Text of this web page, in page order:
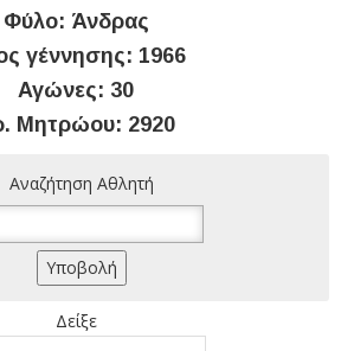
Φύλο: Άνδρας
γέννησης: 1966
Αγώνες: 30
Μητρώου: 2920
Αναζήτηση Αθλητή
Δείξε